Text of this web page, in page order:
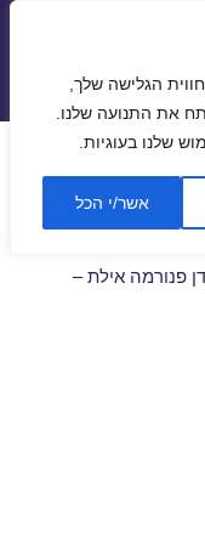
הגלישה שלך,
את התנועה שלנו.
שלנו בעוגיות.
אשר/י הכל
תפריטים
ווידג'טים
פנורמה אילת –